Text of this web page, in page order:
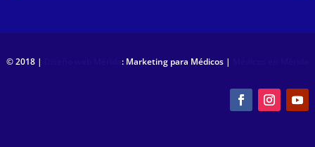
© 2018 | : Marketing para Médicos |